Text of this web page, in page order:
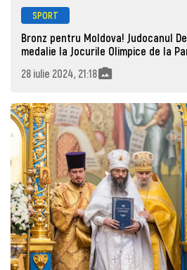
SPORT
Bronz pentru Moldova! Judocanul
medalie la Jocurile Olimpice de la
28 iulie 2024, 21:18